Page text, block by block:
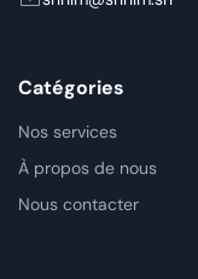
Catégories
Nos services
À propos de nous
Nous contacter